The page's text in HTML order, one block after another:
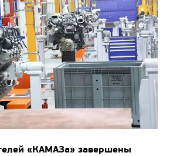
«КАМАЗа» завершены